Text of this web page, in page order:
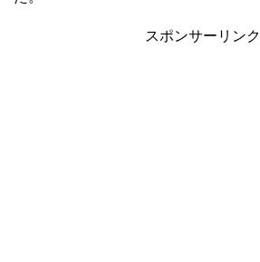
スポンサーリンク